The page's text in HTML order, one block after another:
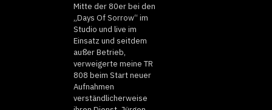
Mitte der 80er bei den
„Days Of Sorrow“ im
Studio und live im
Einsatz und seitdem
außer Betrieb,
verweigerte meine TR
808 beim Start neuer
Aufnahmen
verständlicherweise